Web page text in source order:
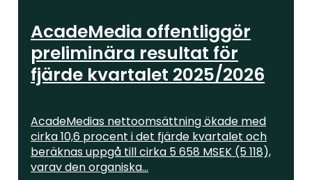
AcadeMedia offentliggör
preliminära resultat för
fjärde kvartalet 2025/2026
AcadeMedias nettoomsättning ökade med
cirka 10,6 procent i det fjärde kvartalet och
beräknas uppgå till cirka 5 658 MSEK (5 118),
varav den organiska...